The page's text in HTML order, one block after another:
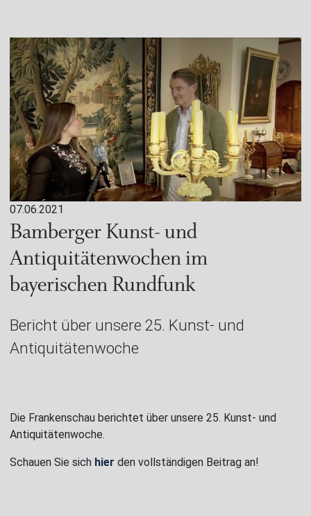
07.06.2021
Bamberger Kunst- und
Antiquitätenwochen im
bayerischen Rundfunk
Bericht über unsere 25. Kunst- und
Antiquitätenwoche
Die Frankenschau berichtet über unsere 25. Kunst- und
Antiquitätenwoche.
Schauen Sie sich hier den vollständigen Beitrag an!